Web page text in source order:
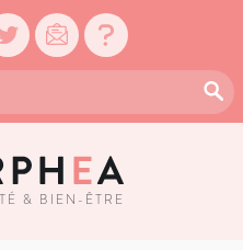
& BIEN-ÊTRE